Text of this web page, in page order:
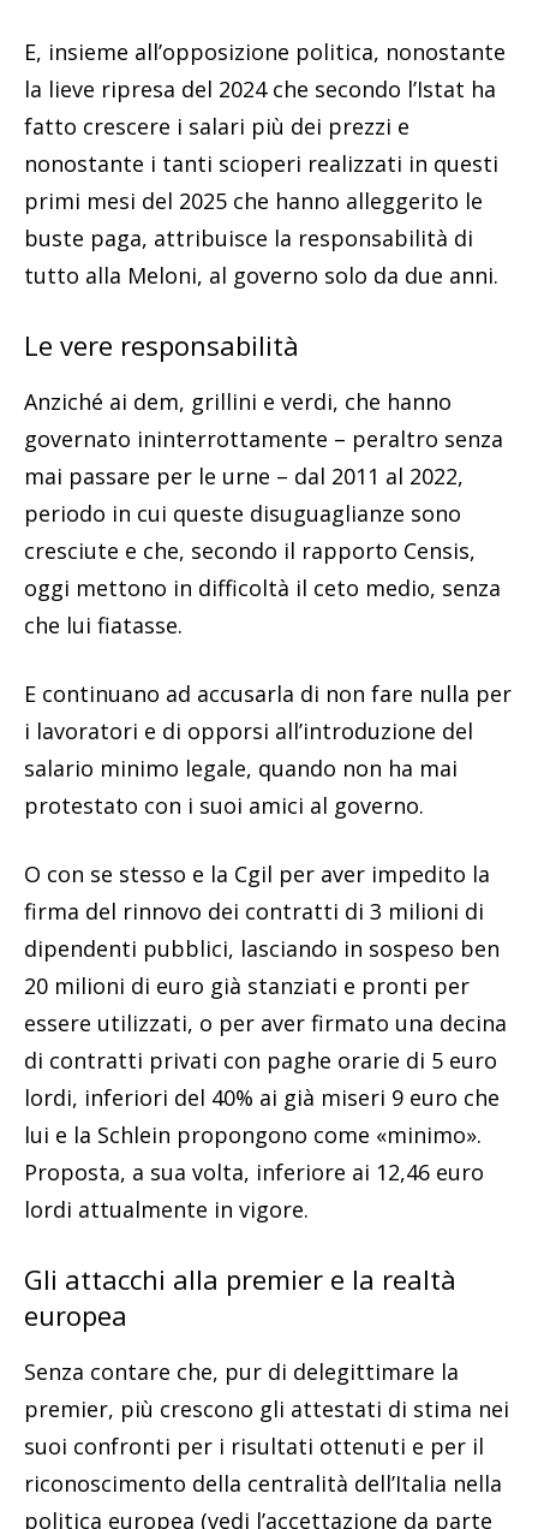
E, insieme all’opposizione politica, nonostante
la lieve ripresa del 2024 che secondo l’Istat ha
fatto crescere i salari più dei prezzi e
nonostante i tanti scioperi realizzati in questi
primi mesi del 2025 che hanno alleggerito le
buste paga, attribuisce la responsabilità di
tutto alla Meloni, al governo solo da due anni.
Le vere responsabilità
Anziché ai dem, grillini e verdi, che hanno
governato ininterrottamente – peraltro senza
mai passare per le urne – dal 2011 al 2022,
periodo in cui queste disuguaglianze sono
cresciute e che, secondo il rapporto Censis,
oggi mettono in difficoltà il ceto medio, senza
che lui fiatasse.
E continuano ad accusarla di non fare nulla per
i lavoratori e di opporsi all’introduzione del
salario minimo legale, quando non ha mai
protestato con i suoi amici al governo.
O con se stesso e la Cgil per aver impedito la
firma del rinnovo dei contratti di 3 milioni di
dipendenti pubblici, lasciando in sospeso ben
20 milioni di euro già stanziati e pronti per
essere utilizzati, o per aver firmato una decina
di contratti privati con paghe orarie di 5 euro
lordi, inferiori del 40% ai già miseri 9 euro che
lui e la Schlein propongono come «minimo».
Proposta, a sua volta, inferiore ai 12,46 euro
lordi attualmente in vigore.
Gli attacchi alla premier e la realtà
europea
Senza contare che, pur di delegittimare la
premier, più crescono gli attestati di stima nei
suoi confronti per i risultati ottenuti e per il
riconoscimento della centralità dell’Italia nella
politica europea (vedi l’accettazione da parte